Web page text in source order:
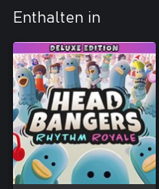
Enthalten in